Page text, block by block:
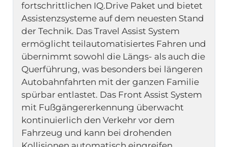
fortschrittlichen IQ.Drive Paket und bietet
Assistenzsysteme auf dem neuesten Stand
der Technik. Das Travel Assist System
ermöglicht teilautomatisiertes Fahren und
übernimmt sowohl die Längs- als auch die
Querführung, was besonders bei längeren
Autobahnfahrten mit der ganzen Familie
spürbar entlastet. Das Front Assist System
mit Fußgängererkennung überwacht
kontinuierlich den Verkehr vor dem
Fahrzeug und kann bei drohenden